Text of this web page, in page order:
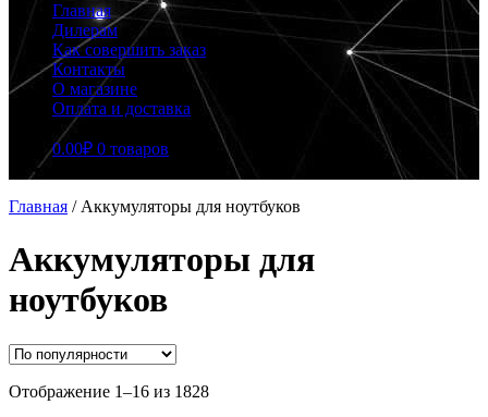
Главная
Дилерам
Как совершить заказ
Контакты
О магазине
Оплата и доставка
0.00₽ 0 товаров
Главная / Аккумуляторы для ноутбуков
Аккумуляторы для
ноутбуков
Отображение 1–16 из 1828Сортировка: